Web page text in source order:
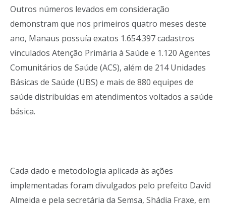
Outros números levados em consideração
demonstram que nos primeiros quatro meses deste
ano, Manaus possuía exatos 1.654.397 cadastros
vinculados Atenção Primária à Saúde e 1.120 Agentes
Comunitários de Saúde (ACS), além de 214 Unidades
Básicas de Saúde (UBS) e mais de 880 equipes de
saúde distribuídas em atendimentos voltados a saúde
básica.
Cada dado e metodologia aplicada às ações
implementadas foram divulgados pelo prefeito David
Almeida e pela secretária da Semsa, Shádia Fraxe, em